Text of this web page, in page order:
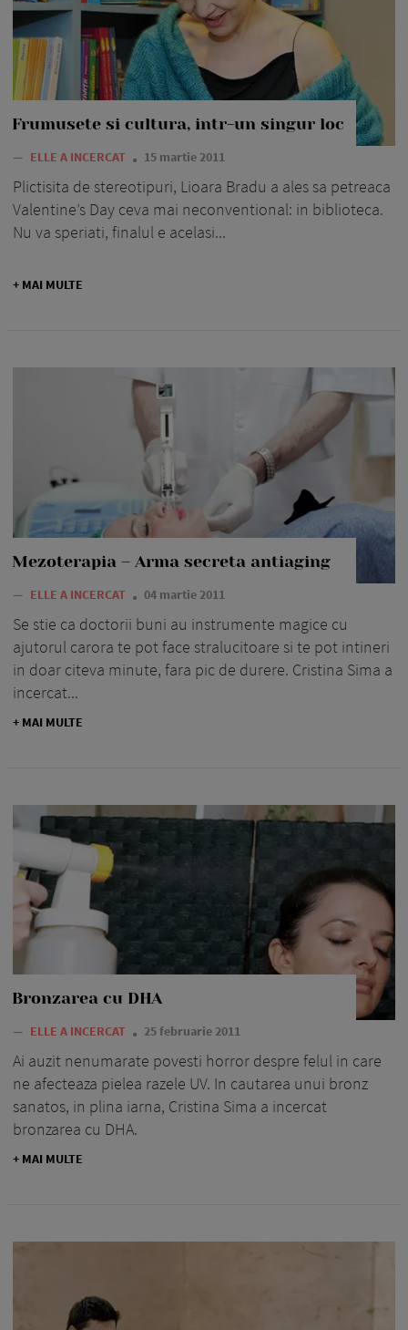
Frumusete si cultura, intr-un singur loc
— ELLE A INCERCAT 15 martie 2011
Plictisita de stereotipuri, Lioara Bradu a ales sa petreaca
Valentine’s Day ceva mai neconventional: in biblioteca.
Nu va speriati, finalul e acelasi...
+ MAI MULTE
Mezoterapia – Arma secreta antiaging
— ELLE A INCERCAT 04 martie 2011
Se stie ca doctorii buni au instrumente magice cu
ajutorul carora te pot face stralucitoare si te pot intineri
in doar citeva minute, fara pic de durere. Cristina Sima a
incercat...
+ MAI MULTE
Bronzarea cu DHA
— ELLE A INCERCAT 25 februarie 2011
Ai auzit nenumarate povesti horror despre felul in care
ne afecteaza pielea razele UV. In cautarea unui bronz
sanatos, in plina iarna, Cristina Sima a incercat
bronzarea cu DHA.
+ MAI MULTE